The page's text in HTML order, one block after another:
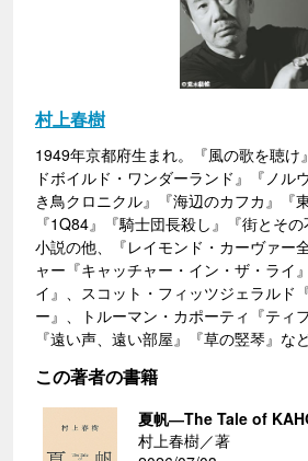
村上春樹
1949年京都府生まれ。『風の歌を聴け
ドボイルド・ワンダーランド』『ノル
き鳥クロニクル』『海辺のカフカ』『
『1Q84』『騎士団長殺し』『街とそ
小説の他、『レイモンド・カーヴァー
ャー『キャッチャー・イン・ザ・ライ
イ』、スコット・フィッツジェラルド
ー』、トルーマン・カポーティ『ティ
『遠い声、遠い部屋』『草の竪琴』な
この著者の書籍
夏帆―The Tale of
村上春樹／著